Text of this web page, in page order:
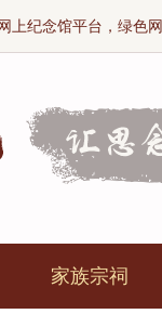
纪念馆平台，绿色
家族宗祠